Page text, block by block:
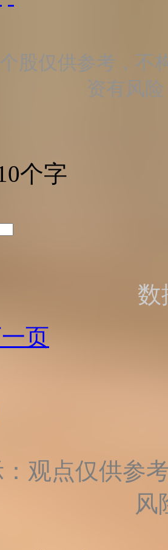
股仅供参考，不
资有风
个字
数
页
观点仅供参
风